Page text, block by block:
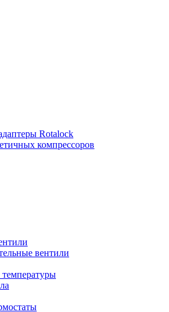
Rotalock
компрессоров
вентили
температуры